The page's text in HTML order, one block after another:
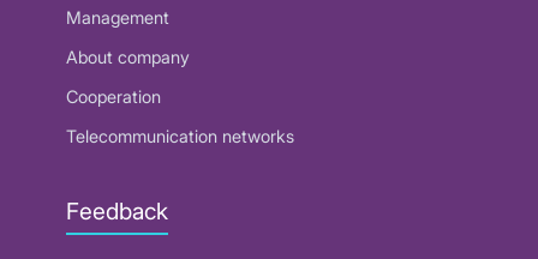
Management
About company
Cooperation
Telecommunication networks
Feedback